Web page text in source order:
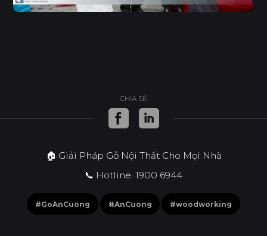
CHIA SẺ
🏠 Giải Pháp Gỗ Nội Thất Cho Mọi Nhà
📞 Hotline: 1900 6944
#GoAnCuong #AnCuong #woodworking